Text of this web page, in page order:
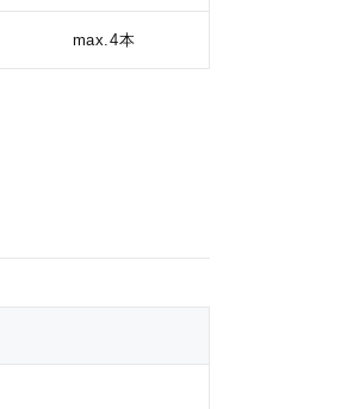
max.4本